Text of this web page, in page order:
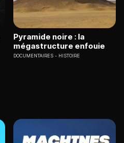
Pyramide noire : la
mégastructure enfouie
DOCUMENTAIRES HISTOIRE